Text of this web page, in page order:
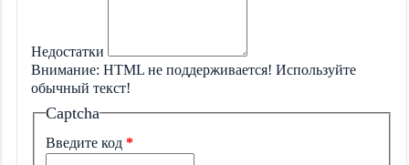
Недостатки
Внимание: HTML не поддерживается! Используйте
обычный текст!
Captcha
Введите код